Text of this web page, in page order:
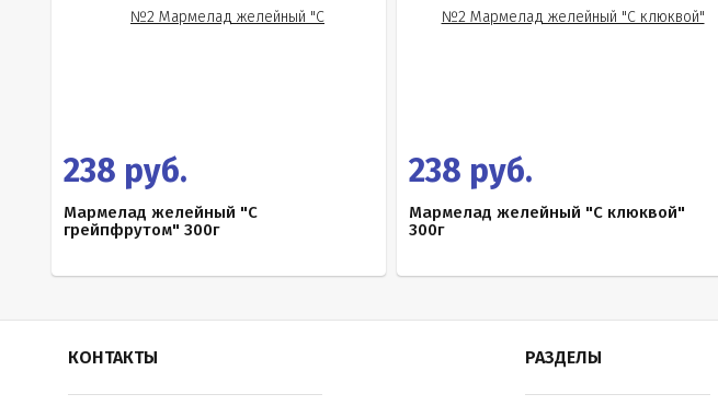
238 руб.
Мармелад желейный "С
грейпфрутом" 300г
238 руб.
Мармелад желейный "С клюквой"
300г
КОНТАКТЫ РАЗДЕЛЫ